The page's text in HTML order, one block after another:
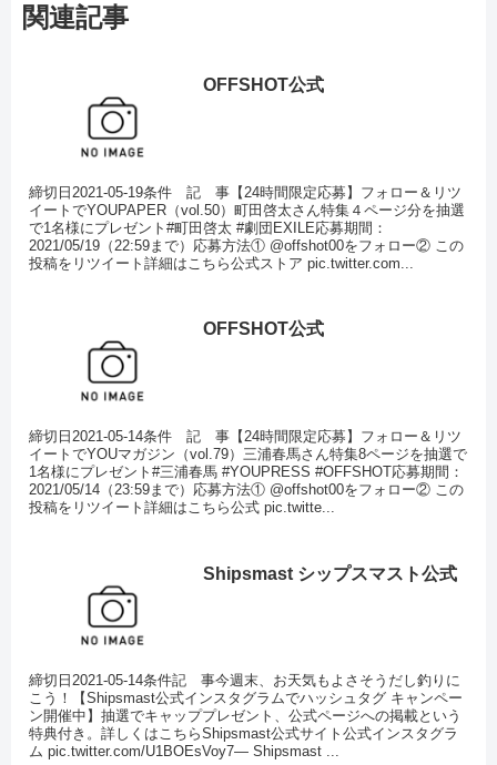
関連記事
OFFSHOT公式
締切日2021-05-19条件 記 事【24時間限定応募】フォロー＆リツ
イートでYOUPAPER（vol.50）町田啓太さん特集４ページ分を抽選
で1名様にプレゼント#町田啓太 #劇団EXILE応募期間：
2021/05/19（22:59まで）応募方法① @offshot00をフォロー② この
投稿をリツイート詳細はこちら公式ストア pic.twitter.com...
OFFSHOT公式
締切日2021-05-14条件 記 事【24時間限定応募】フォロー＆リツ
イートでYOUマガジン（vol.79）三浦春馬さん特集8ページを抽選で
1名様にプレゼント#三浦春馬 #YOUPRESS #OFFSHOT応募期間：
2021/05/14（23:59まで）応募方法① @offshot00をフォロー② この
投稿をリツイート詳細はこちら公式 pic.twitte...
Shipsmast シップスマスト公式
締切日2021-05-14条件記 事今週末、お天気もよさそうだし釣りに
こう！【Shipsmast公式インスタグラムでハッシュタグ キャンペー
ン開催中】抽選でキャッププレゼント、公式ページへの掲載という
特典付き。詳しくはこちらShipsmast公式サイト公式インスタグラ
ム pic.twitter.com/U1BOEsVoy7— Shipsmast ...